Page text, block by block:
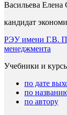
Васильева Елена
кандидат
РЭУ имени Г.В.
менеджмента
Учебники и
по дате
по
по автору